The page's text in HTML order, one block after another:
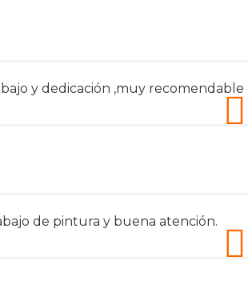
y dedicación ,muy recomendable
de pintura y buena atención.